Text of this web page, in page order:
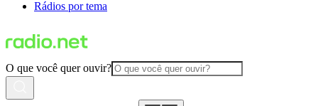
Rádios por tema
O que você quer ouvir?